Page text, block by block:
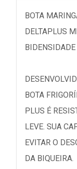
BOTA
DELTAPLUS
BOTA
PLUS É
LEVE. SUA
EVITAR O
DA BIQUEIRA.